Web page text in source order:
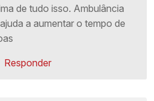
de tudo isso. Ambulância
a aumentar o tempo de
Responder